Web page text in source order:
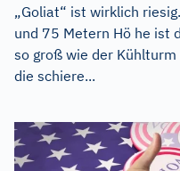
„Goliat“ ist wirklich
und 75 Metern Hö he ist
so groß wie der
die schiere...